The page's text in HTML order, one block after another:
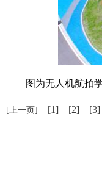
图为无人机航拍学
[上一页] [1] [2] [3]